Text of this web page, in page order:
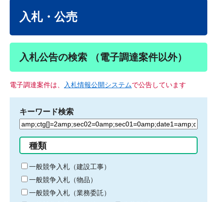
入札・公売
入札公告の検索 （電子調達案件以外）
電子調達案件は、 入札情報公開システムで公告しています
キーワード検索
検
る
キ
ー
ワ
ー
種類
一般競争入札（建設工事）
一般競争入札（物品）
一般競争入札（業務委託）